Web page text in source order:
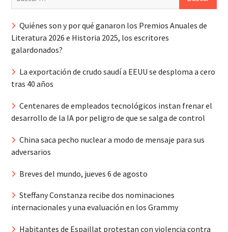
Quiénes son y por qué ganaron los Premios Anuales de
Literatura 2026 e Historia 2025, los escritores
galardonados?
La exportación de crudo saudí a EEUU se desploma a cero
tras 40 años
Centenares de empleados tecnológicos instan frenar el
desarrollo de la IA por peligro de que se salga de control
China saca pecho nuclear a modo de mensaje para sus
adversarios
Breves del mundo, jueves 6 de agosto
Steffany Constanza recibe dos nominaciones
internacionales y una evaluación en los Grammy
Habitantes de Espaillat protestan con violencia contra